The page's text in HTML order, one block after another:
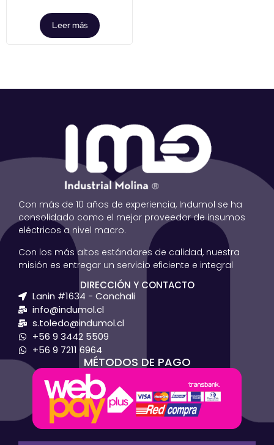
Leer más
Con más de 10 años de experiencia, Indumol se ha
consolidado como el mejor proveedor de insumos
eléctricos a nivel macro.
Con los más altos estándares de calidad, nuestra
misión es entregar un servicio eficiente e integral
DIRECCIÓN Y CONTACTO
Lanin #1634 - Conchali
info@indumol.cl
s.toledo@indumol.cl
+56 9 3442 5509
+56 9 7211 6964
MÉTODOS DE PAGO